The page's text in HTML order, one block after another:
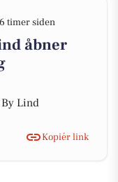
timer siden
åbner
Lind
Kopiér link